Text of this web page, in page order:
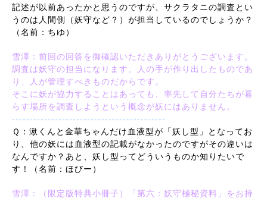
記述が以前あったかと思うのですが、サクラタニの調査とい
うのは人間側（妖守など？）が担当しているのでしょうか？
（名前：ちゆ）
雪澤：前回の回答を御確認いただきありがとうございます。
調査は妖守の担当になります。人の手が作り出したものであ
り、人が管理すべきものだからです。
そこに妖が協力することはあっても、率先して自分たちが暮
らす場所を調査しようという概念が妖にはありません。
-------------------------------------------
Ｑ：湫くんと金華ちゃんだけ血液型が「妖し型」となってお
り、他の妖には血液型の記載がなかったのですがその違いは
なんですか？あと、妖し型ってどういうものか知りたいで
す！（名前：ほびー）
雪澤：（限定版特典小冊子）「第六：妖守極秘資料」をお持